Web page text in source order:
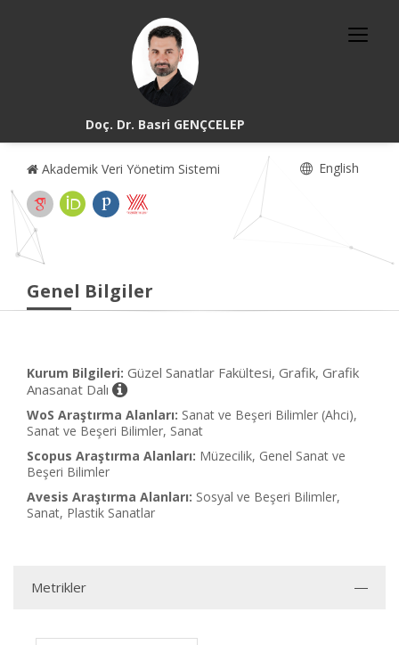
Doç. Dr. Basri GENÇCELEP
Akademik Veri Yönetim Sistemi English
Genel Bilgiler
Kurum Bilgileri: Güzel Sanatlar Fakültesi, Grafik, Grafik
Anasanat Dalı
WoS Araştırma Alanları: Sanat ve Beşeri Bilimler (Ahci),
Sanat ve Beşeri Bilimler, Sanat
Scopus Araştırma Alanları: Müzecilik, Genel Sanat ve
Beşeri Bilimler
Avesis Araştırma Alanları: Sosyal ve Beşeri Bilimler,
Sanat, Plastik Sanatlar
Metrikler